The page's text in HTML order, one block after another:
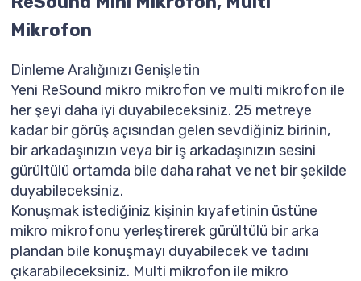
Mikrofon
Dinleme Aralığınızı Genişletin
Yeni ReSound mikro mikrofon ve multi mikrofon ile
her şeyi daha iyi duyabileceksiniz. 25 metreye
kadar bir görüş açısından gelen sevdiğiniz birinin,
bir arkadaşınızın veya bir iş arkadaşınızın sesini
gürültülü ortamda bile daha rahat ve net bir şekilde
duyabileceksiniz.
Konuşmak istediğiniz kişinin kıyafetinin üstüne
mikro mikrofonu yerleştirerek gürültülü bir arka
plandan bile konuşmayı duyabilecek ve tadını
çıkarabileceksiniz. Multi mikrofon ile mikro